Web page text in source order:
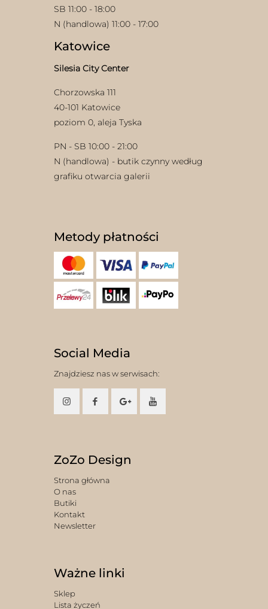
SB 11:00 - 18:00
N (handlowa) 11:00 - 17:00
Katowice
Silesia City Center
Chorzowska 111
40-101 Katowice
poziom 0, aleja Tyska
PN - SB 10:00 - 21:00
N (handlowa) - butik czynny według
grafiku otwarcia galerii
Metody płatności
Social Media
Znajdziesz nas w serwisach:
ZoZo Design
Strona główna
O nas
Butiki
Kontakt
Newsletter
Ważne linki
Sklep
Lista życzeń